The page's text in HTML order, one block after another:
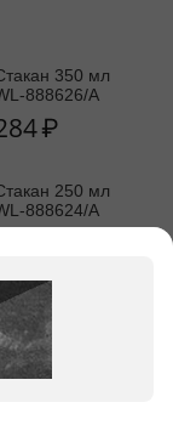
350 мл
A
₽
250 мл
A